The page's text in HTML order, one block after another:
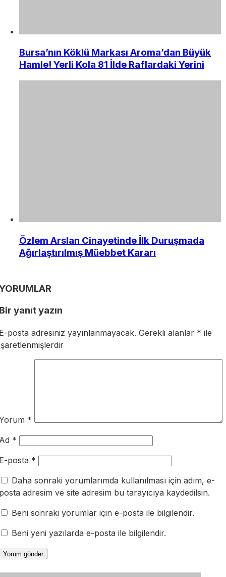
Bursa’nın Köklü Markası Aroma’dan Büyük
Hamle! Yerli Kola 81 İlde Raflardaki Yerini
Özlem Arslan Cinayetinde İlk Duruşmada
Ağırlaştırılmış Müebbet Kararı
yanıt yazın
posta adresiniz yayınlanmayacak. Gerekli alanlar * ile
*
*
posta *
Daha sonraki yorumlarımda kullanılması için adım, e-
adresim ve site adresim bu tarayıcıya kaydedilsin.
Beni sonraki yorumlar için e-posta ile bilgilendir.
Beni yeni yazılarda e-posta ile bilgilendir.